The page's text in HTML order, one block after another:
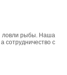
ловли рыбы. Наша
сотрудничество с